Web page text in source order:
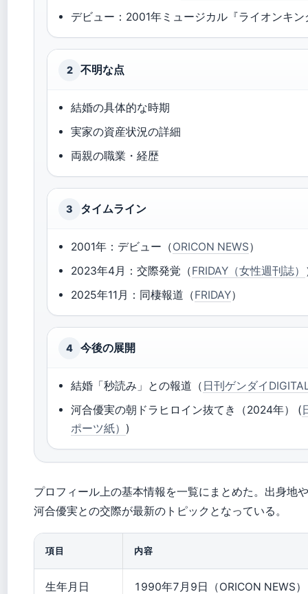
デビュー：2001年ミュージカル『ライオンキン
2 不明な点
結婚の具体的な時期
実家の資産状況の詳細
両親の職業・経歴
3 タイムライン
2001年：デビュー（ORICON NEWS）
2023年4月：交際発覚（FRIDAY（女性週刊誌）
2025年11月：同棲報道（FRIDAY）
4 今後の展開
結婚「秒読み」との報道（ 日刊ゲンダイ
河合優実の朝ドラヒロイン抜てき（2024年） (
ポーツ紙） )
プロフィール上の基本情報を一覧にまとめた。出身地
河合優実との交際が最新のトピックとなっている。
項目 内容
生年月日 1990年7月9日（ORICON NEWS）